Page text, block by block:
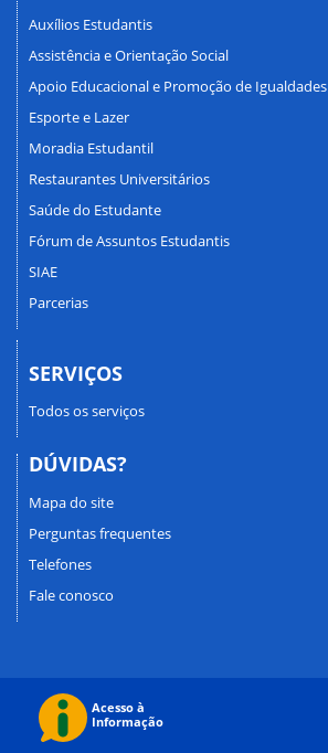
Auxílios Estudantis
Assistência e Orientação Social
Apoio Educacional e Promoção de Igualdades
Esporte e Lazer
Moradia Estudantil
Restaurantes Universitários
Saúde do Estudante
Fórum de Assuntos Estudantis
SIAE
Parcerias
SERVIÇOS
Todos os serviços
DÚVIDAS?
Mapa do site
Perguntas frequentes
Telefones
Fale conosco